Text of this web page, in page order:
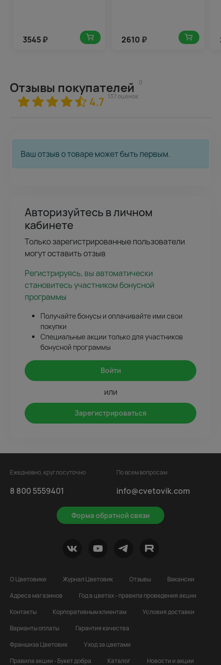
3545₽ 2610 ₽
Отзывы покупателей 0
4.7 137 оценок
Ваш отзыв о товаре может быть первым.
Авторизуйтесь в личном
кабинете
Только зарегистрированные пользователи
могут оставить отзыв
Регистрируясь, вы автоматически
становитесь участником бонусной
программы
Получайте бонусы и оплачивайте ими свои
покупки
Специальные акции только для участников
бонусной программы
Войти
или
Зарегистрироваться
Ежедневно, круглосуточно
8 800 5559401
Форма обратной связи
По всем вопросам
info@cvetovik.com
О Цветовике Журнал Цветовик Отзывы
Вакансии
Адреса магазинов
Год в цветах - правила проведения акции
Контакты
Корпоративным клиентам
Условия доставки
Варианты оплаты
Гарантия качества
Франшиза Цветовик
Уход за цветами
Правила акции - Букет добра
Каталог Новости и акции